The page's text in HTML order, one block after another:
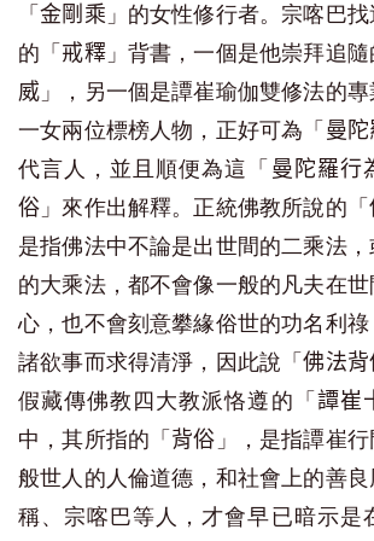
「金剛乘 」的女性修行者。宗喀巴
的「 戒釋」背書，一個是他崇拜追
威 」，另一個是譚崔瑜伽雙修法的
一女兩位標榜人物，正好可為「 曼
代言人，並且順便為這「 曼陀羅行
俗 」來作出解釋。正統佛教所說的「
是指佛法中不論是出世間的二乘法
的大乘法，都不會像一般的凡夫在
心，也不會刻意攀緣俗世的功名利
諸欲事而求得清淨，因此說「佛法背
假藏傳佛教四大教派恪遵的「 譚崔
中，其所指的「 背俗 」，是指譚崔
般世人的人倫道德，和社會上的善良
稱、宗喀巴等人，才會早已暗示是